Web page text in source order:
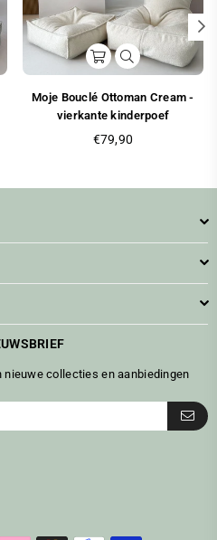
Moje Bouclé Ottoman Cream -
vierkante kinderpoef
Standaarprijs
€79,90
collecties en aanbiedingen